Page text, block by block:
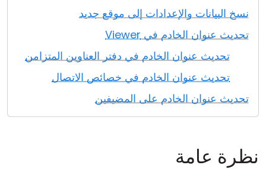
نسخ البيانات والإعدادات إلى موقع جديد
تحديث عنوان الخادم في Viewer
تحديث عنوان الخادم في دفتر العناوين المتزامن
تحديث عنوان الخادم في خصائص الاتصال
تحديث عنوان الخادم على المضيفين
نظرة عامة